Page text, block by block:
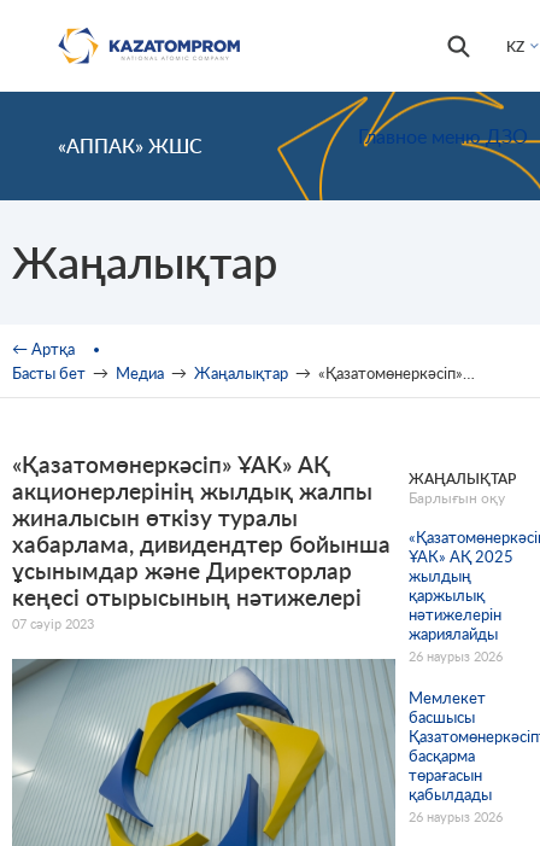
KZ
Іздестіру
«АППАК» ЖШС Главное меню ДЗО
Жаңалықтар
You are here
← Артқа
Басты бет → Медиа → Жаңалықтар → «Қазатомөнеркәсіп» ҰАК» АҚ акционерлерінің жылдық жалпы жиналысын өткізу туралы хабарлама, дивидендтер бойынша ұсынымдар және Директорлар кеңесі отырысының нәтижелері
«Қазатомөнеркәсіп» ҰАК» АҚ
акционерлерінің жылдық жалпы
жиналысын өткізу туралы
хабарлама, дивидендтер бойынша
ұсынымдар және Директорлар
кеңесі отырысының нәтижелері
07 сәуір 2023
ЖАҢАЛЫҚТАР
Барлығын оқу
ҰАК» АҚ 2025
жылдың
қаржылық
нәтижелерін
жариялайды
26 наурыз 2026
Мемлекет
басшысы
басқарма
төрағасын
қабылдады
26 наурыз 2026